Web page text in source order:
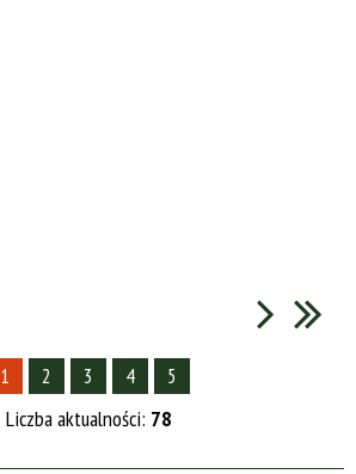
1 2 3 4
5
Liczba aktualności: 78